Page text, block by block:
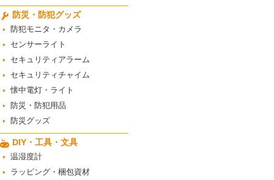
防災・防犯グッズ
防犯モニタ・カメラ
センサーライト
セキュリティアラーム
セキュリティチャイム
懐中電灯・ライト
防災・防犯用品
防災グッズ
DIY・工具・文具
温湿度計
ラッピング・梱包資材